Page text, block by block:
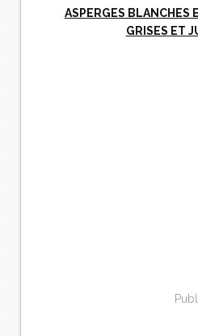
ASPERGES BLANCHES
GRISES ET